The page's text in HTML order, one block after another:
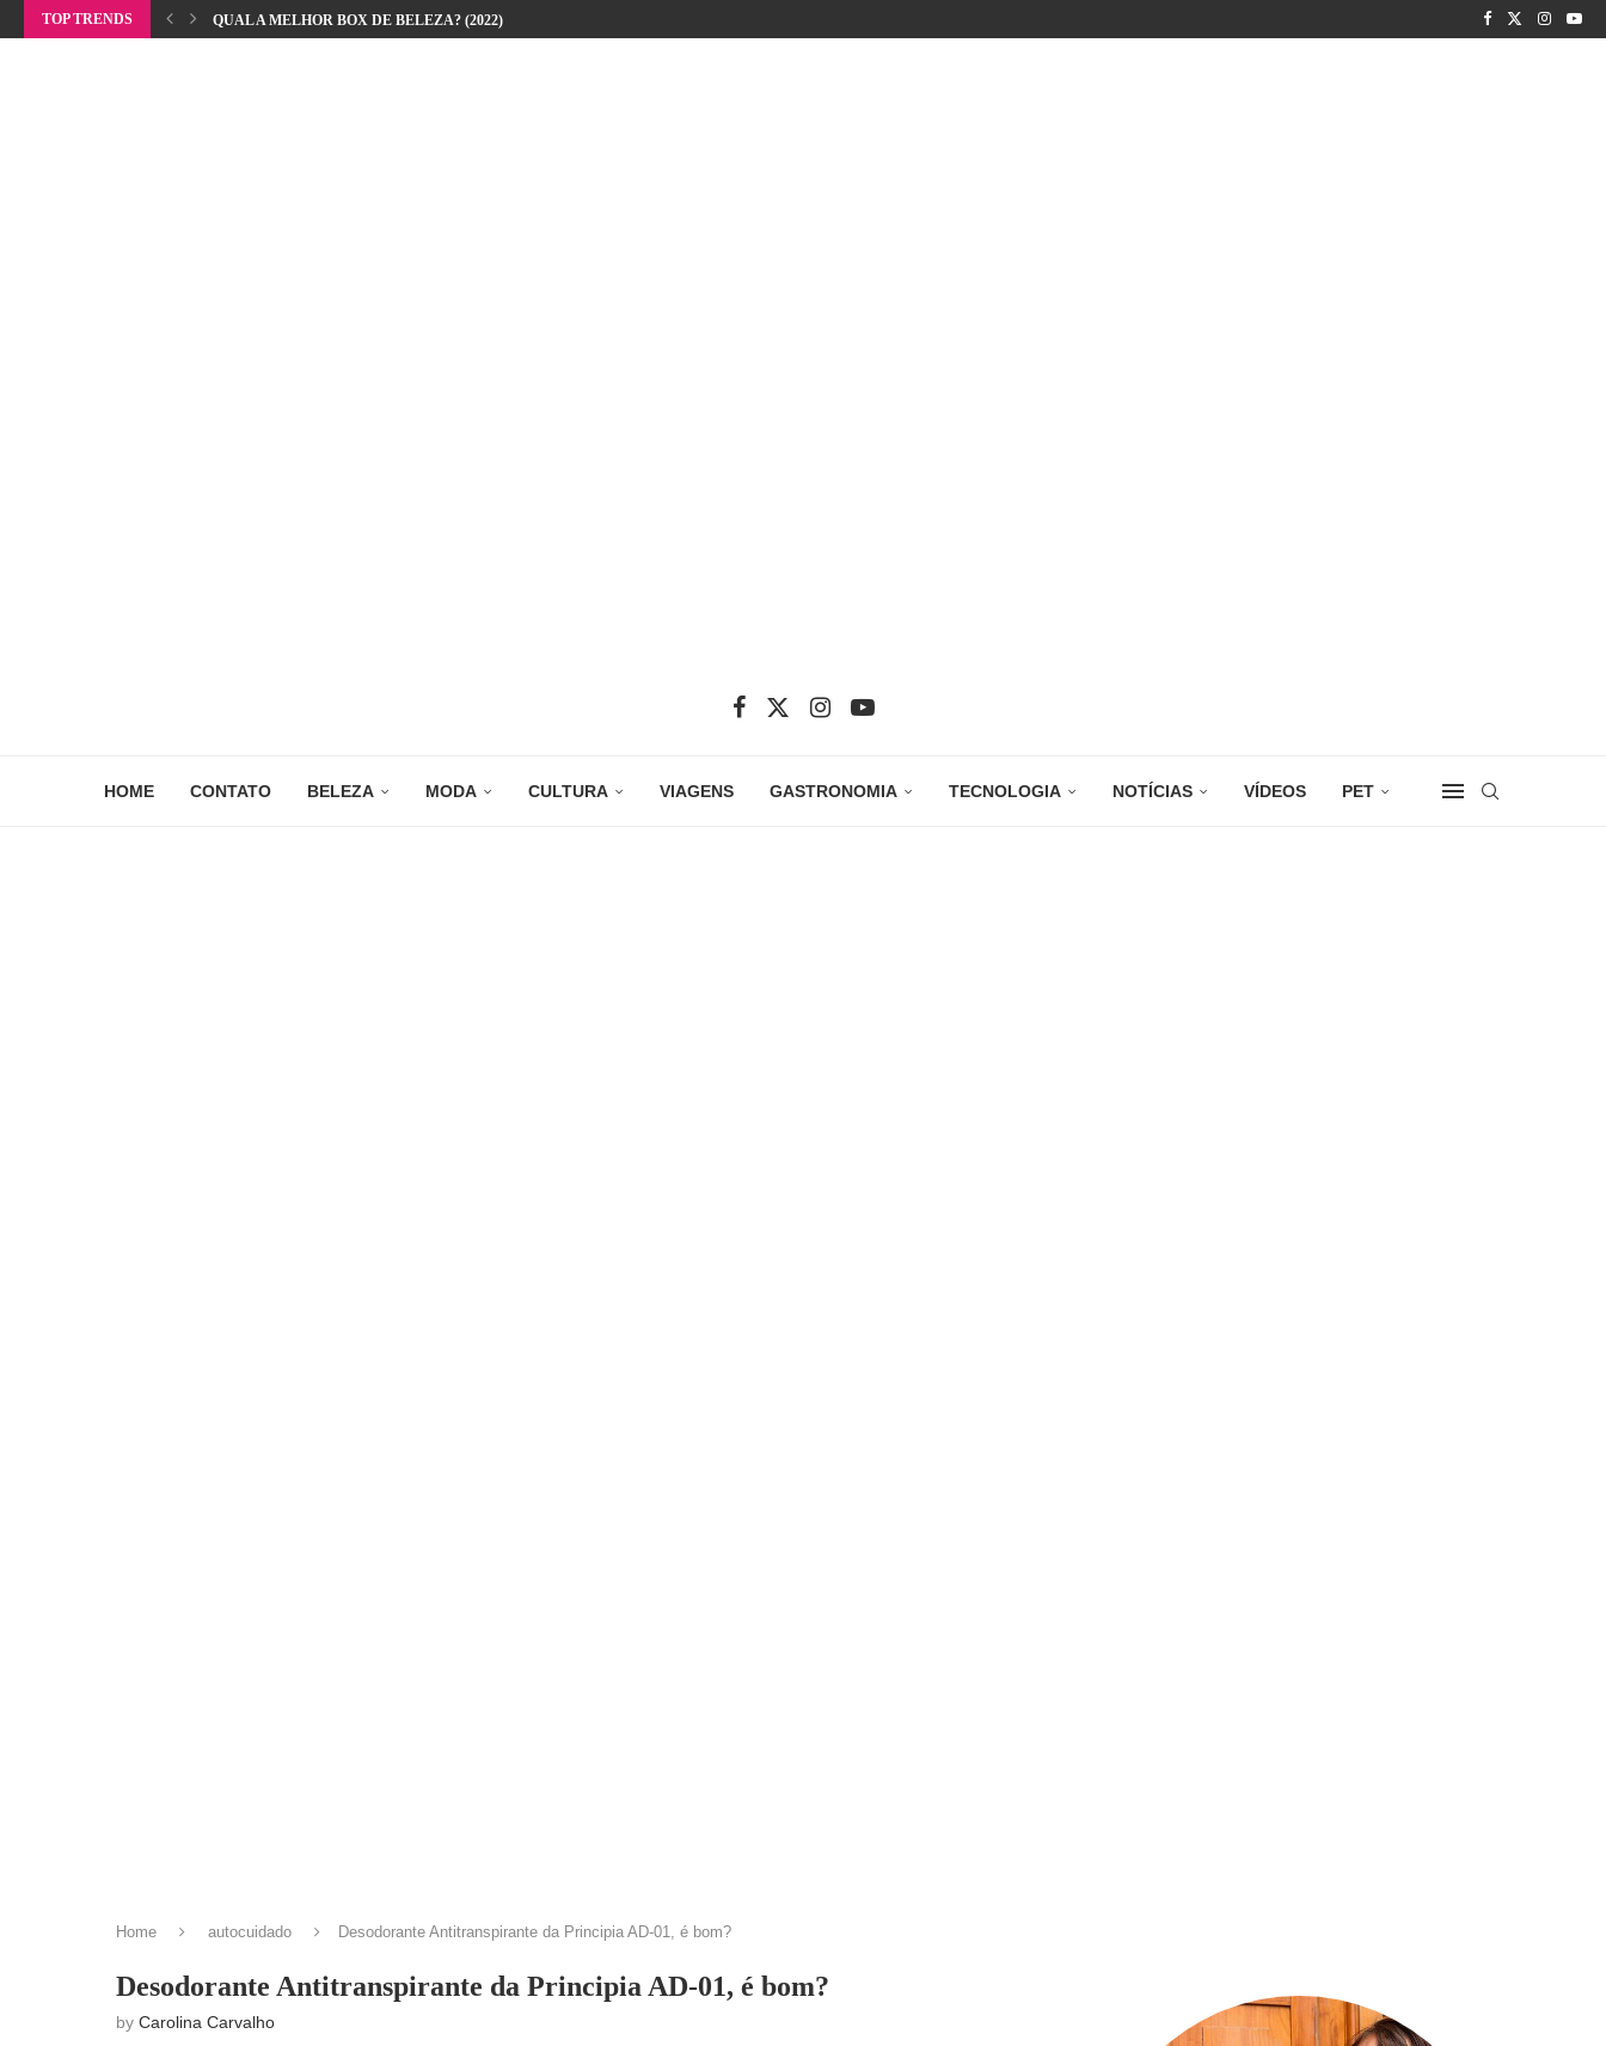
TOP TRENDS QUAL A MELHOR BOX DE BELEZA? (2022)
HOME CONTATO BELEZA MODA CULTURA VIAGENS GASTRONOMIA TECNOLOGIA NOTÍCIAS VÍDEOS PET
Home autocuidado Desodorante Antitranspirante da Principia AD-01, é bom?
Desodorante Antitranspirante da Principia AD-01, é bom?
by Carolina Carvalho